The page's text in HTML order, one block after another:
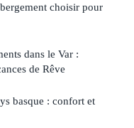
choisir pour
dans le Var :
de Rêve
basque : confort et